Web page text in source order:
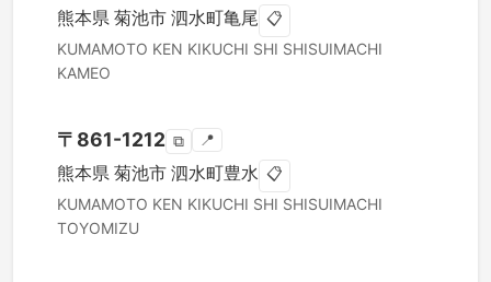
熊本県 菊池市 泗水町亀尾 📋
KUMAMOTO KEN KIKUCHI SHI SHISUIMACHI
KAMEO
〒 861-1212 ⧉ 📍
熊本県 菊池市 泗水町豊水 📋
KUMAMOTO KEN KIKUCHI SHI SHISUIMACHI
TOYOMIZU